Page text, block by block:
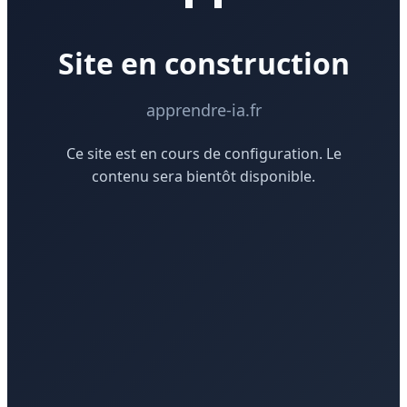
Site en construction
apprendre-ia.fr
Ce site est en cours de configuration. Le
contenu sera bientôt disponible.